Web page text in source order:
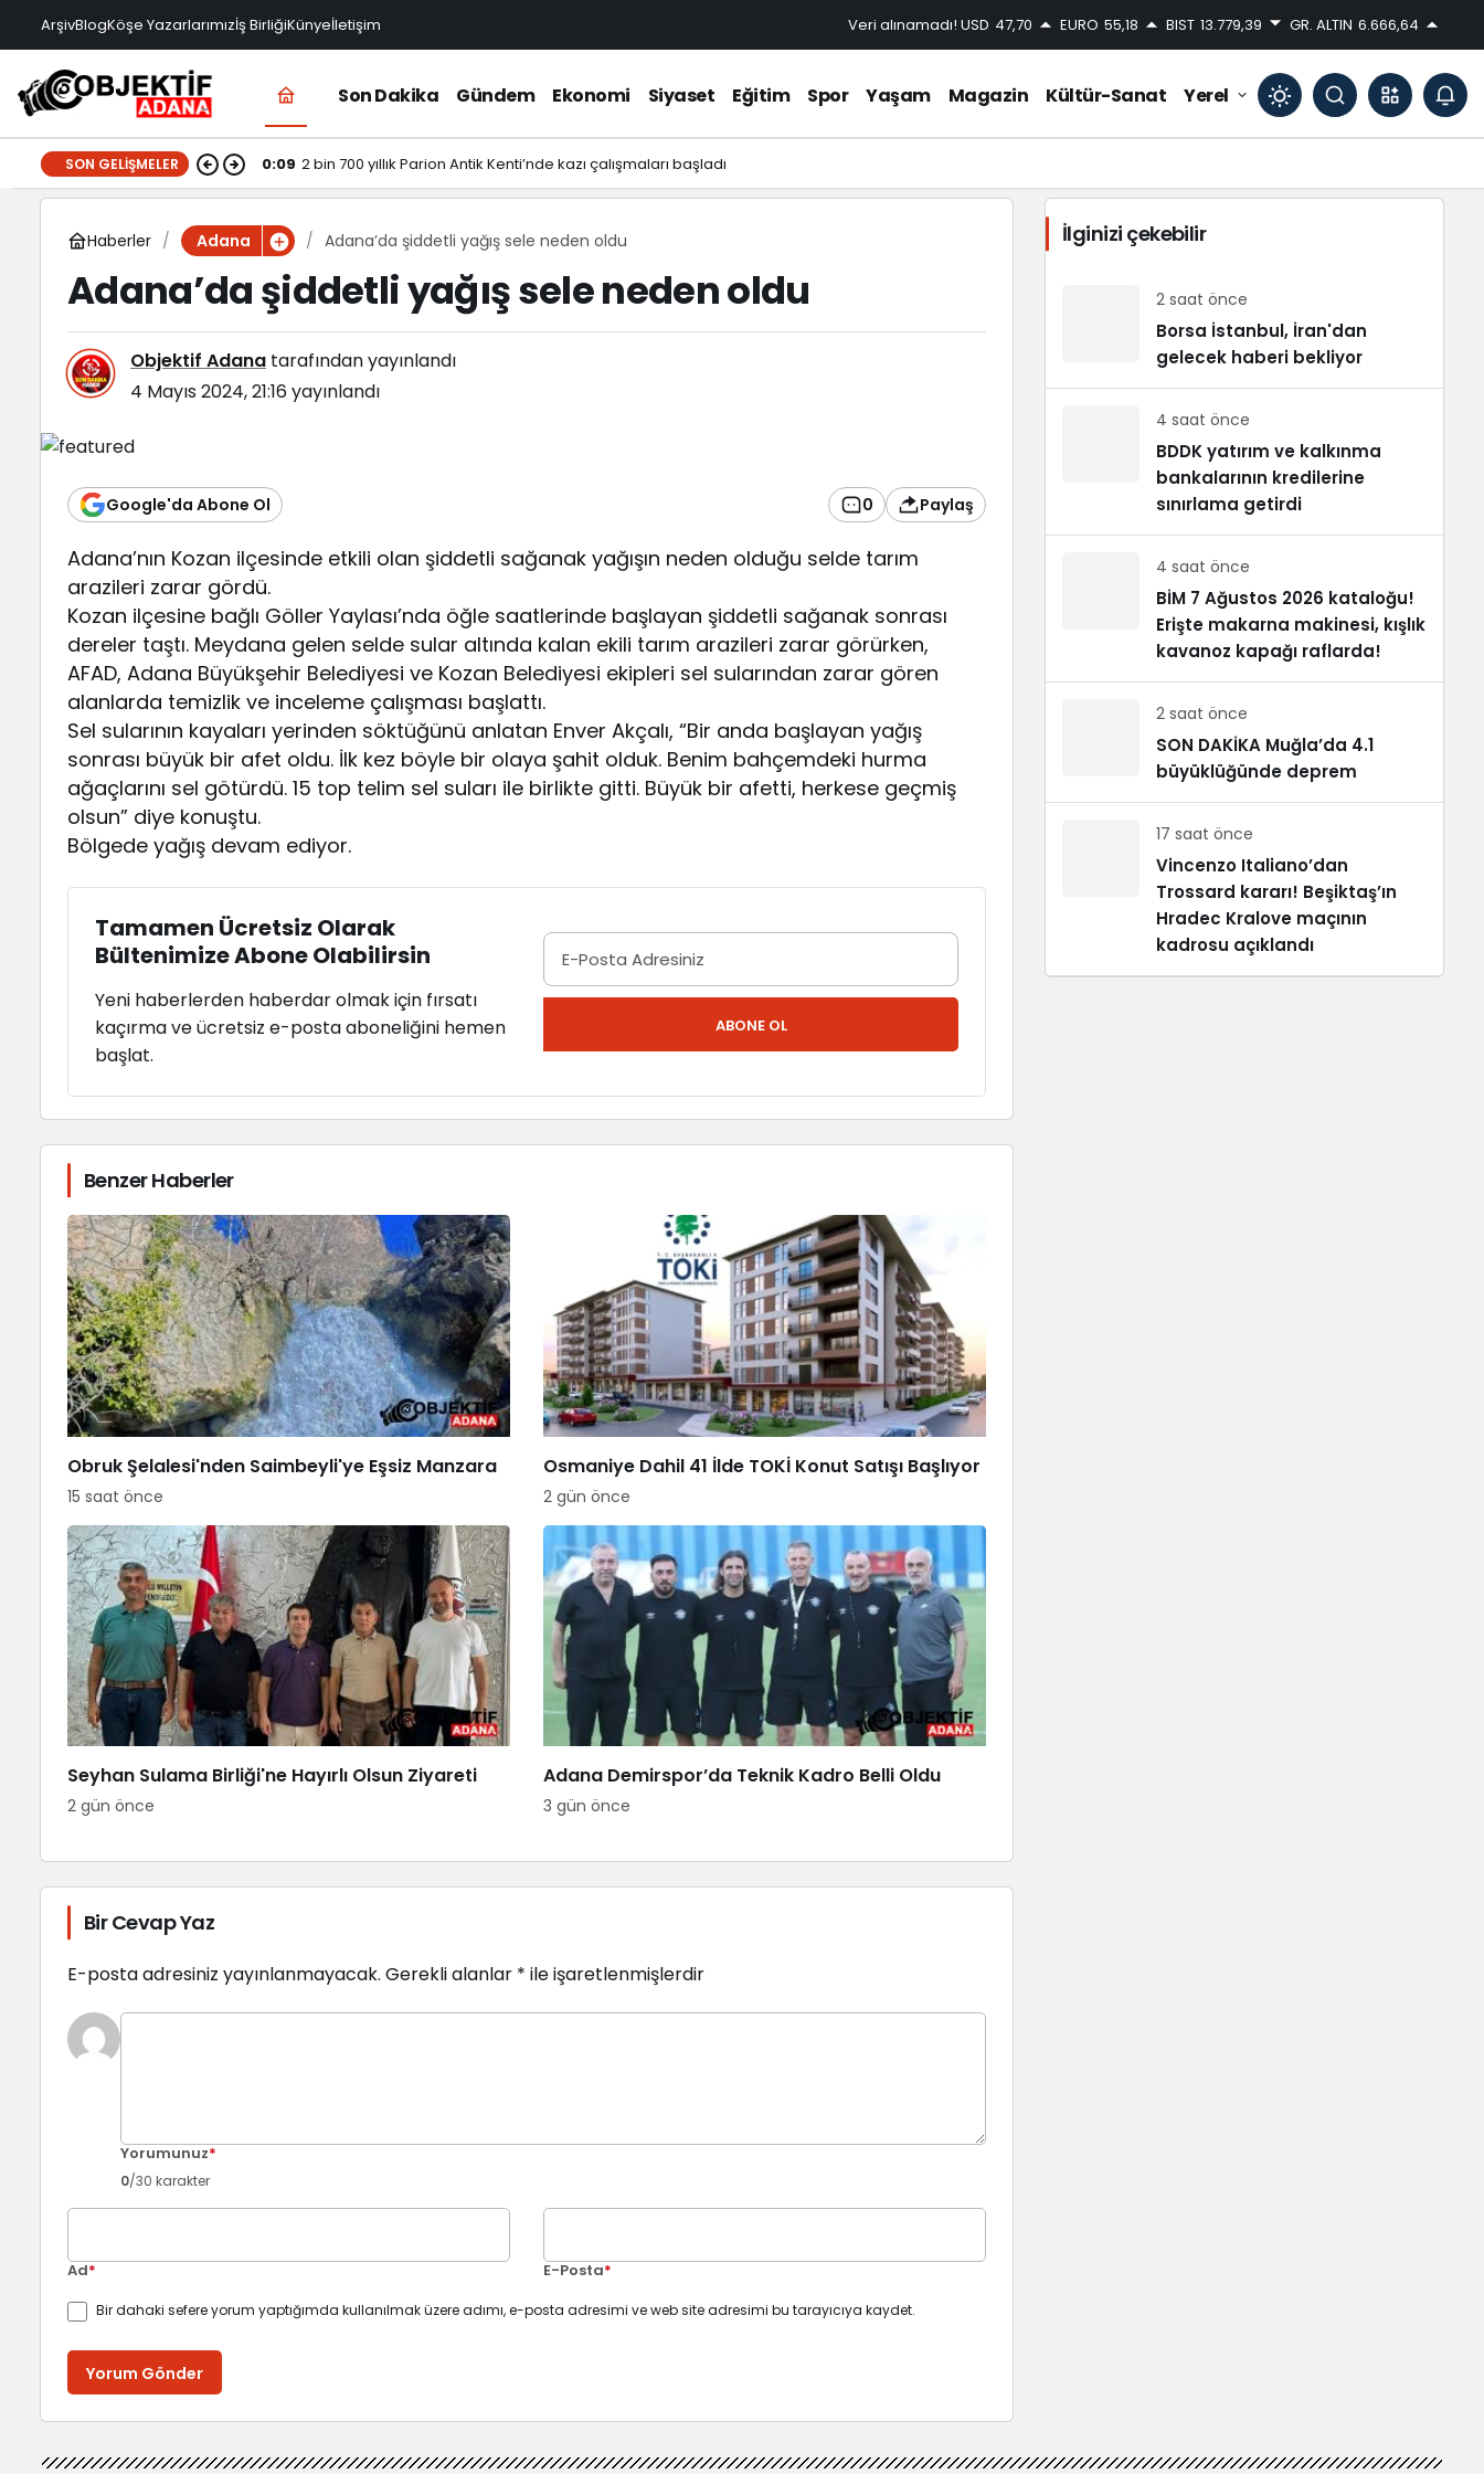
ArşivBlogKöşe Yazarlarımızİş BirliğiKünyeİletişim Veri alınamadı! USD 47,70 EURO 55,18 BIST 13.779,39 GR. ALTIN 6.666,64
Son Dakika Gündem Ekonomi Siyaset Eğitim Spor Yaşam Magazin Kültür-Sanat Yerel
Mod
değiştir
Gündüz modunu seçin.
Sistem modunu seçin.
SON GELIŞMELER 0:09 2 bin 700 yıllık Parion Antik Kenti’nde kazı çalışmaları başladı
Haberler Adana Adana’da şiddetli yağış sele neden oldu
Adana’da şiddetli yağış sele neden oldu
Objektif Adana tarafından yayınlandı
4 Mayıs 2024, 21:16yayınlandı
Google'da Abone Ol 0 Paylaş
Adana’nın Kozan ilçesinde etkili olan şiddetli sağanak yağışın neden olduğu selde tarım
arazileri zarar gördü.
Kozan ilçesine bağlı Göller Yaylası’nda öğle saatlerinde başlayan şiddetli sağanak sonrası
dereler taştı. Meydana gelen selde sular altında kalan ekili tarım arazileri zarar görürken,
AFAD, Adana Büyükşehir Belediyesi ve Kozan Belediyesi ekipleri sel sularından zarar gören
alanlarda temizlik ve inceleme çalışması başlattı.
Sel sularının kayaları yerinden söktüğünü anlatan Enver Akçalı, “Bir anda başlayan yağış
sonrası büyük bir afet oldu. İlk kez böyle bir olaya şahit olduk. Benim bahçemdeki hurma
ağaçlarını sel götürdü. 15 top telim sel suları ile birlikte gitti. Büyük bir afetti, herkese geçmiş
olsun” diye konuştu.
Bölgede yağış devam ediyor.
Tamamen Ücretsiz Olarak
Bültenimize Abone Olabilirsin
Yeni haberlerden haberdar olmak için fırsatı
kaçırma ve ücretsiz e-posta aboneliğini hemen
başlat.
ABONE OL
Benzer Haberler
Obruk Şelalesi'nden Saimbeyli'ye Eşsiz Manzara
15 saat önce
Osmaniye Dahil 41 İlde TOKİ Konut Satışı Başlıyor
2 gün önce
Seyhan Sulama Birliği'ne Hayırlı Olsun Ziyareti
2 gün önce
Adana Demirspor’da Teknik Kadro Belli Oldu
3 gün önce
Bir Cevap Yaz
E-posta adresiniz yayınlanmayacak. Gerekli alanlar * ile işaretlenmişlerdir
Yorumunuz*
0/30 karakter
Ad* E-Posta*
Bir dahaki sefere yorum yaptığımda kullanılmak üzere adımı, e-posta adresimi ve web site adresimi bu tarayıcıya kaydet.
Yorum Gönder
İlginizi çekebilir
2 saat önce
Borsa İstanbul, İran'dan
gelecek haberi bekliyor
4 saat önce
BDDK yatırım ve kalkınma
bankalarının kredilerine
sınırlama getirdi
4 saat önce
BİM 7 Ağustos 2026 kataloğu!
Erişte makarna makinesi, kışlık
kavanoz kapağı raflarda!
2 saat önce
SON DAKİKA Muğla’da 4.1
büyüklüğünde deprem
17 saat önce
Vincenzo Italiano’dan
Trossard kararı! Beşiktaş’ın
Hradec Kralove maçının
kadrosu açıklandı